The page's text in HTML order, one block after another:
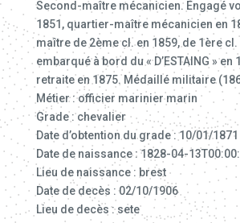
Second-maître mécanicien. Engagé
1851, quartier-maître mécanicien en
maître de 2ème cl. en 1859, de 1ère cl.
embarqué à bord du « D’ESTAING » en
retraite en 1875. Médaillé militaire
Métier : officier marinier marin
Grade : chevalier
Date d’obtention du grade : 10/01/1871
Date de naissance : 1828-04-
Lieu de naissance : brest
Date de decès : 02/10/1906
Lieu de decès : sete